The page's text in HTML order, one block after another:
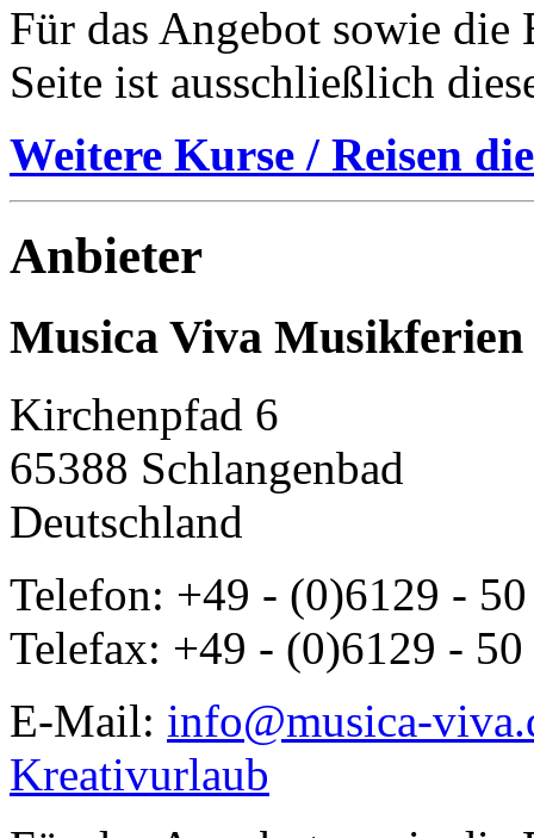
Für das Angebot sowie
Seite ist ausschließlich
Weitere Kurse / Reisen
Anbieter
Musica Viva Musikferien
Kirchenpfad 6
65388 Schlangenbad
Deutschland
Telefon: +49 - (0)6129 -
Telefax: +49 - (0)6129 -
E-Mail: info@musica-
Kreativurlaub